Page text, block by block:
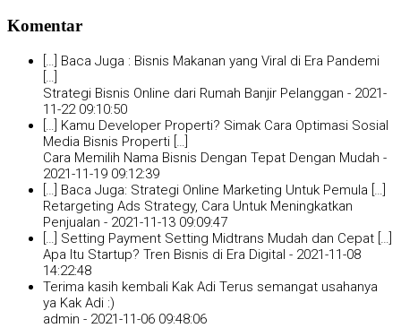
Komentar
[…] Baca Juga : Bisnis Makanan yang Viral di Era Pandemi
Strategi Bisnis Online dari Rumah Banjir Pelanggan - 2021-
11-22 09:10:50
[…] Kamu Developer Properti? Simak Cara Optimasi Sosial
Media Bisnis Properti […]
Cara Memilih Nama Bisnis Dengan Tepat Dengan Mudah -
2021-11-19 09:12:39
[…] Baca Juga: Strategi Online Marketing Untuk Pemula […]
Retargeting Ads Strategy, Cara Untuk Meningkatkan
Penjualan - 2021-11-13 09:09:47
[…] Setting Payment Setting Midtrans Mudah dan Cepat […]
Apa Itu Startup? Tren Bisnis di Era Digital - 2021-11-08
14:22:48
Terima kasih kembali Kak Adi Terus semangat usahanya
ya Kak Adi :)
admin - 2021-11-06 09:48:06